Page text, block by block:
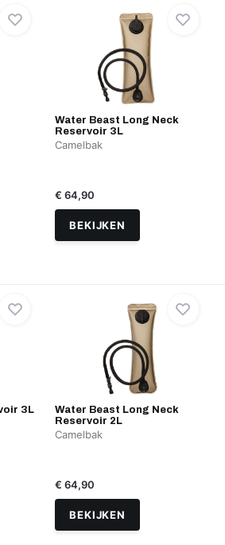
Water Beast Long Neck
Reservoir 3L
Camelbak
€ 64,90
BEKIJKEN
3L
Water Beast Long Neck
Reservoir 2L
Camelbak
€ 64,90
BEKIJKEN